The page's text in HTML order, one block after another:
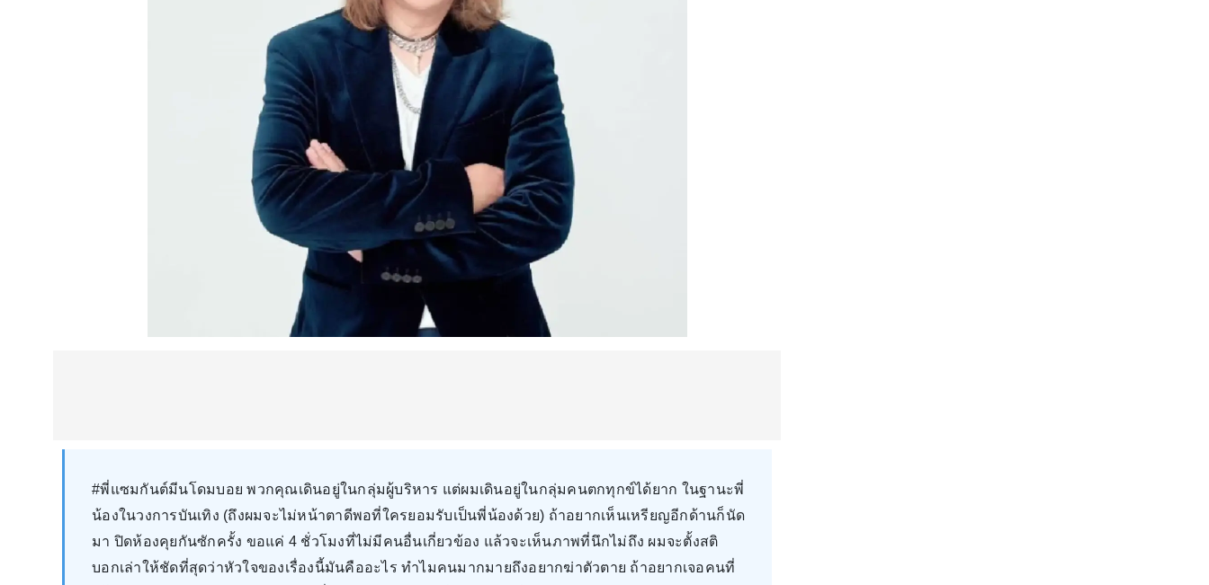
#พี่แซมกันต์มีนโดมบอย พวกคุณเดินอยู่ในกลุ่มผู้บริหาร แต่ผมเดินอยู่ในกลุ่มคนตกทุกข์ได้ยาก ในฐานะพี่
น้องในวงการบันเทิง (ถึงผมจะไม่หน้าตาดีพอที่ใครยอมรับเป็นพี่น้องด้วย) ถ้าอยากเห็นเหรียญอีกด้านก็นัด
มา ปิดห้องคุยกันซักครั้ง ขอแค่ 4 ชั่วโมงที่ไม่มีคนอื่นเกี่ยวข้อง แล้วจะเห็นภาพที่นึกไม่ถึง ผมจะตั้งสติ
บอกเล่าให้ชัดที่สุดว่าหัวใจของเรื่องนี้มันคืออะไร ทำไมคนมากมายถึงอยากฆ่าตัวตาย ถ้าอยากเจอคนที่